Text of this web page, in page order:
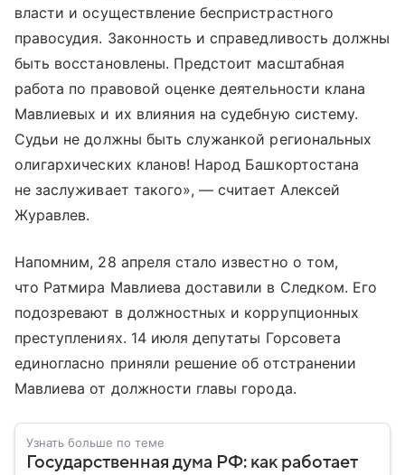
власти и осуществление беспристрастного
правосудия. Законность и справедливость должны
быть восстановлены. Предстоит масштабная
работа по правовой оценке деятельности клана
Мавлиевых и их влияния на судебную систему.
Судьи не должны быть служанкой региональных
олигархических кланов! Народ Башкортостана
не заслуживает такого», — считает Алексей
Журавлев.
Напомним, 28 апреля стало известно о том,
что Ратмира Мавлиева доставили в Следком. Его
подозревают в должностных и коррупционных
преступлениях. 14 июля депутаты Горсовета
единогласно приняли решение об отстранении
Мавлиева от должности главы города.
Узнать больше по теме
Государственная дума РФ: как работает